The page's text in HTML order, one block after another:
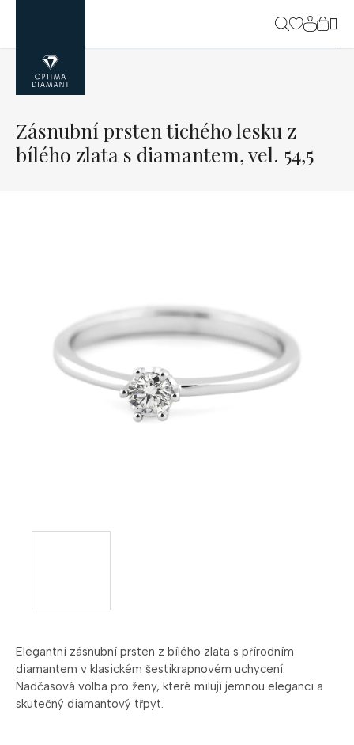
obsah
Elegantní zásnubní prsten z bílého zlata s přírodním
diamantem v klasickém šestikrapnovém uchycení.
Nadčasová volba pro ženy, které milují jemnou eleganci a
skutečný diamantový třpyt.
Zásnubní prsten tichého lesku z
bílého zlata s diamantem, vel. 54,5